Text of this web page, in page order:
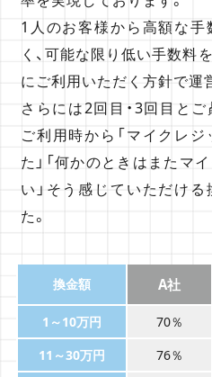
1人のお客様から高額な
く、可能な限り低い手数料
にご利用いただく方針で運
さらには2回目・3回目と
ご利用時から「マイクレ
た」「何かのときはまたマ
い」そう感じていただけ
た。
換金額 A社
1～10万円 70％
11～30万円
76％